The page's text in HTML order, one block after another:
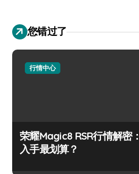
您错过了
行情中心
荣耀Magic8 RSR行情解密
入手最划算？